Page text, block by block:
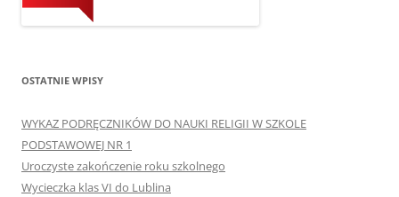
OSTATNIE WPISY
WYKAZ PODRĘCZNIKÓW DO NAUKI RELIGII W SZKOLE
PODSTAWOWEJ NR 1
Uroczyste zakończenie roku szkolnego
Wycieczka klas VI do Lublina